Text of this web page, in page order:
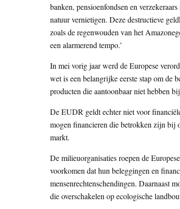
banken, pensioenfondsen en
natuur vernietigen. Deze destructieve
zoals de regenwouden van het
een alarmerend tempo.’
In mei vorig jaar werd de Europese
wet is een belangrijke eerste stap om
producten die aantoonbaar niet hebben
De EUDR geldt echter niet voor
mogen financieren die betrokken zijn bij
markt.
De milieuorganisaties roepen de
voorkomen dat hun beleggingen en
mensenrechtenschendingen. Daarnaast
die overschakelen op ecologische